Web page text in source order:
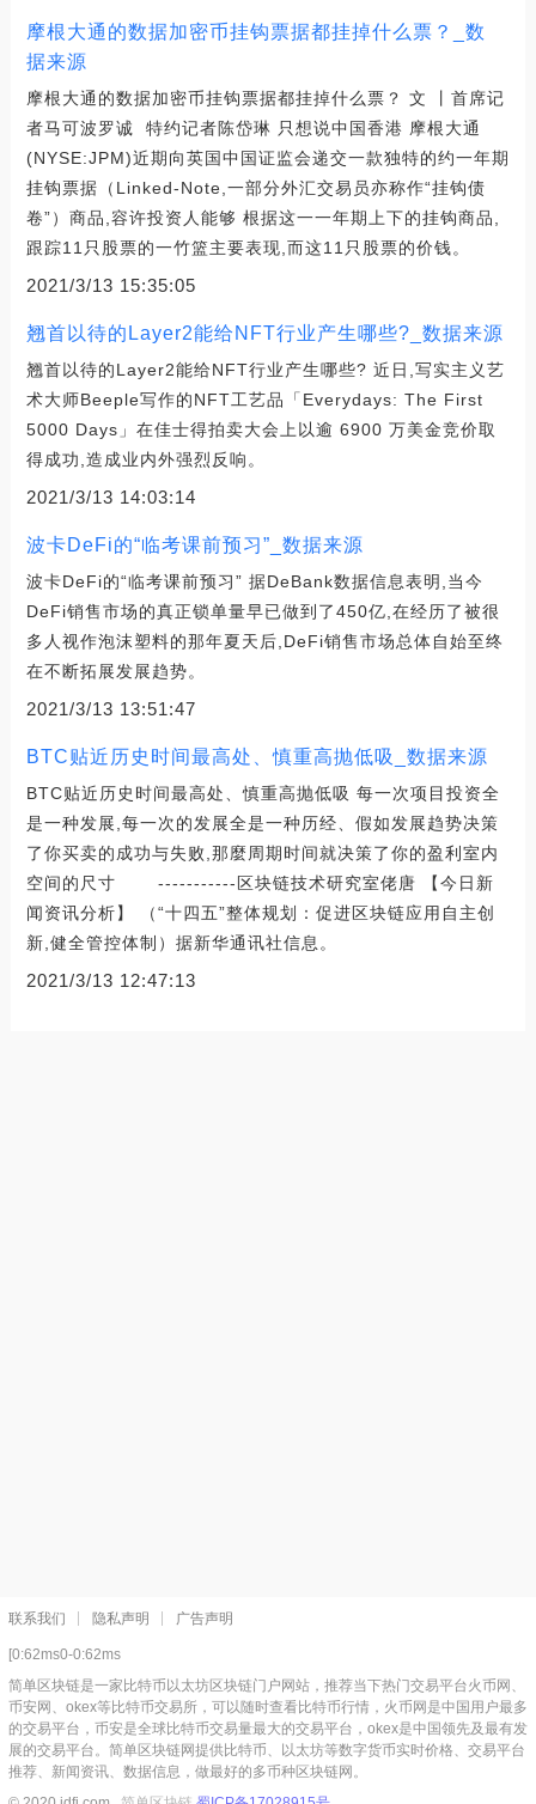
摩根大通的数据加密币挂钩票据都挂掉什么票？_数
据来源
摩根大通的数据加密币挂钩票据都挂掉什么票？ 文 丨首席记
者马可波罗诚 特约记者陈岱琳 只想说中国香港 摩根大通
(NYSE:JPM)近期向英国中国证监会递交一款独特的约一年期
挂钩票据（Linked-Note,一部分外汇交易员亦称作“挂钩债
卷”）商品,容许投资人能够 根据这一一年期上下的挂钩商品,
跟踪11只股票的一竹篮主要表现,而这11只股票的价钱。
2021/3/13 15:35:05
翘首以待的Layer2能给NFT行业产生哪些?_数据来源
翘首以待的Layer2能给NFT行业产生哪些? 近日,写实主义艺
术大师Beeple写作的NFT工艺品「Everydays: The First
5000 Days」在佳士得拍卖大会上以逾 6900 万美金竞价取
得成功,造成业内外强烈反响。
2021/3/13 14:03:14
波卡DeFi的“临考课前预习”_数据来源
波卡DeFi的“临考课前预习” 据DeBank数据信息表明,当今
DeFi销售市场的真正锁单量早已做到了450亿,在经历了被很
多人视作泡沫塑料的那年夏天后,DeFi销售市场总体自始至终
在不断拓展发展趋势。
2021/3/13 13:51:47
BTC贴近历史时间最高处、慎重高抛低吸_数据来源
BTC贴近历史时间最高处、慎重高抛低吸 每一次项目投资全
是一种发展,每一次的发展全是一种历经、假如发展趋势决策
了你买卖的成功与失败,那麼周期时间就决策了你的盈利室内
空间的尺寸 -----------区块链技术研究室佬唐 【今日新
闻资讯分析】 （“十四五”整体规划：促进区块链应用自主创
新,健全管控体制）据新华通讯社信息。
2021/3/13 12:47:13
联系我们 隐私声明 广告声明
[0:62ms0-0:62ms
简单区块链是一家比特币以太坊区块链门户网站，推荐当下热门交易平台火币网、
币安网、okex等比特币交易所，可以随时查看比特币行情，火币网是中国用户最多
的交易平台，币安是全球比特币交易量最大的交易平台，okex是中国领先及最有发
展的交易平台。简单区块链网提供比特币、以太坊等数字货币实时价格、交易平台
推荐、新闻资讯、数据信息，做最好的多币种区块链网。